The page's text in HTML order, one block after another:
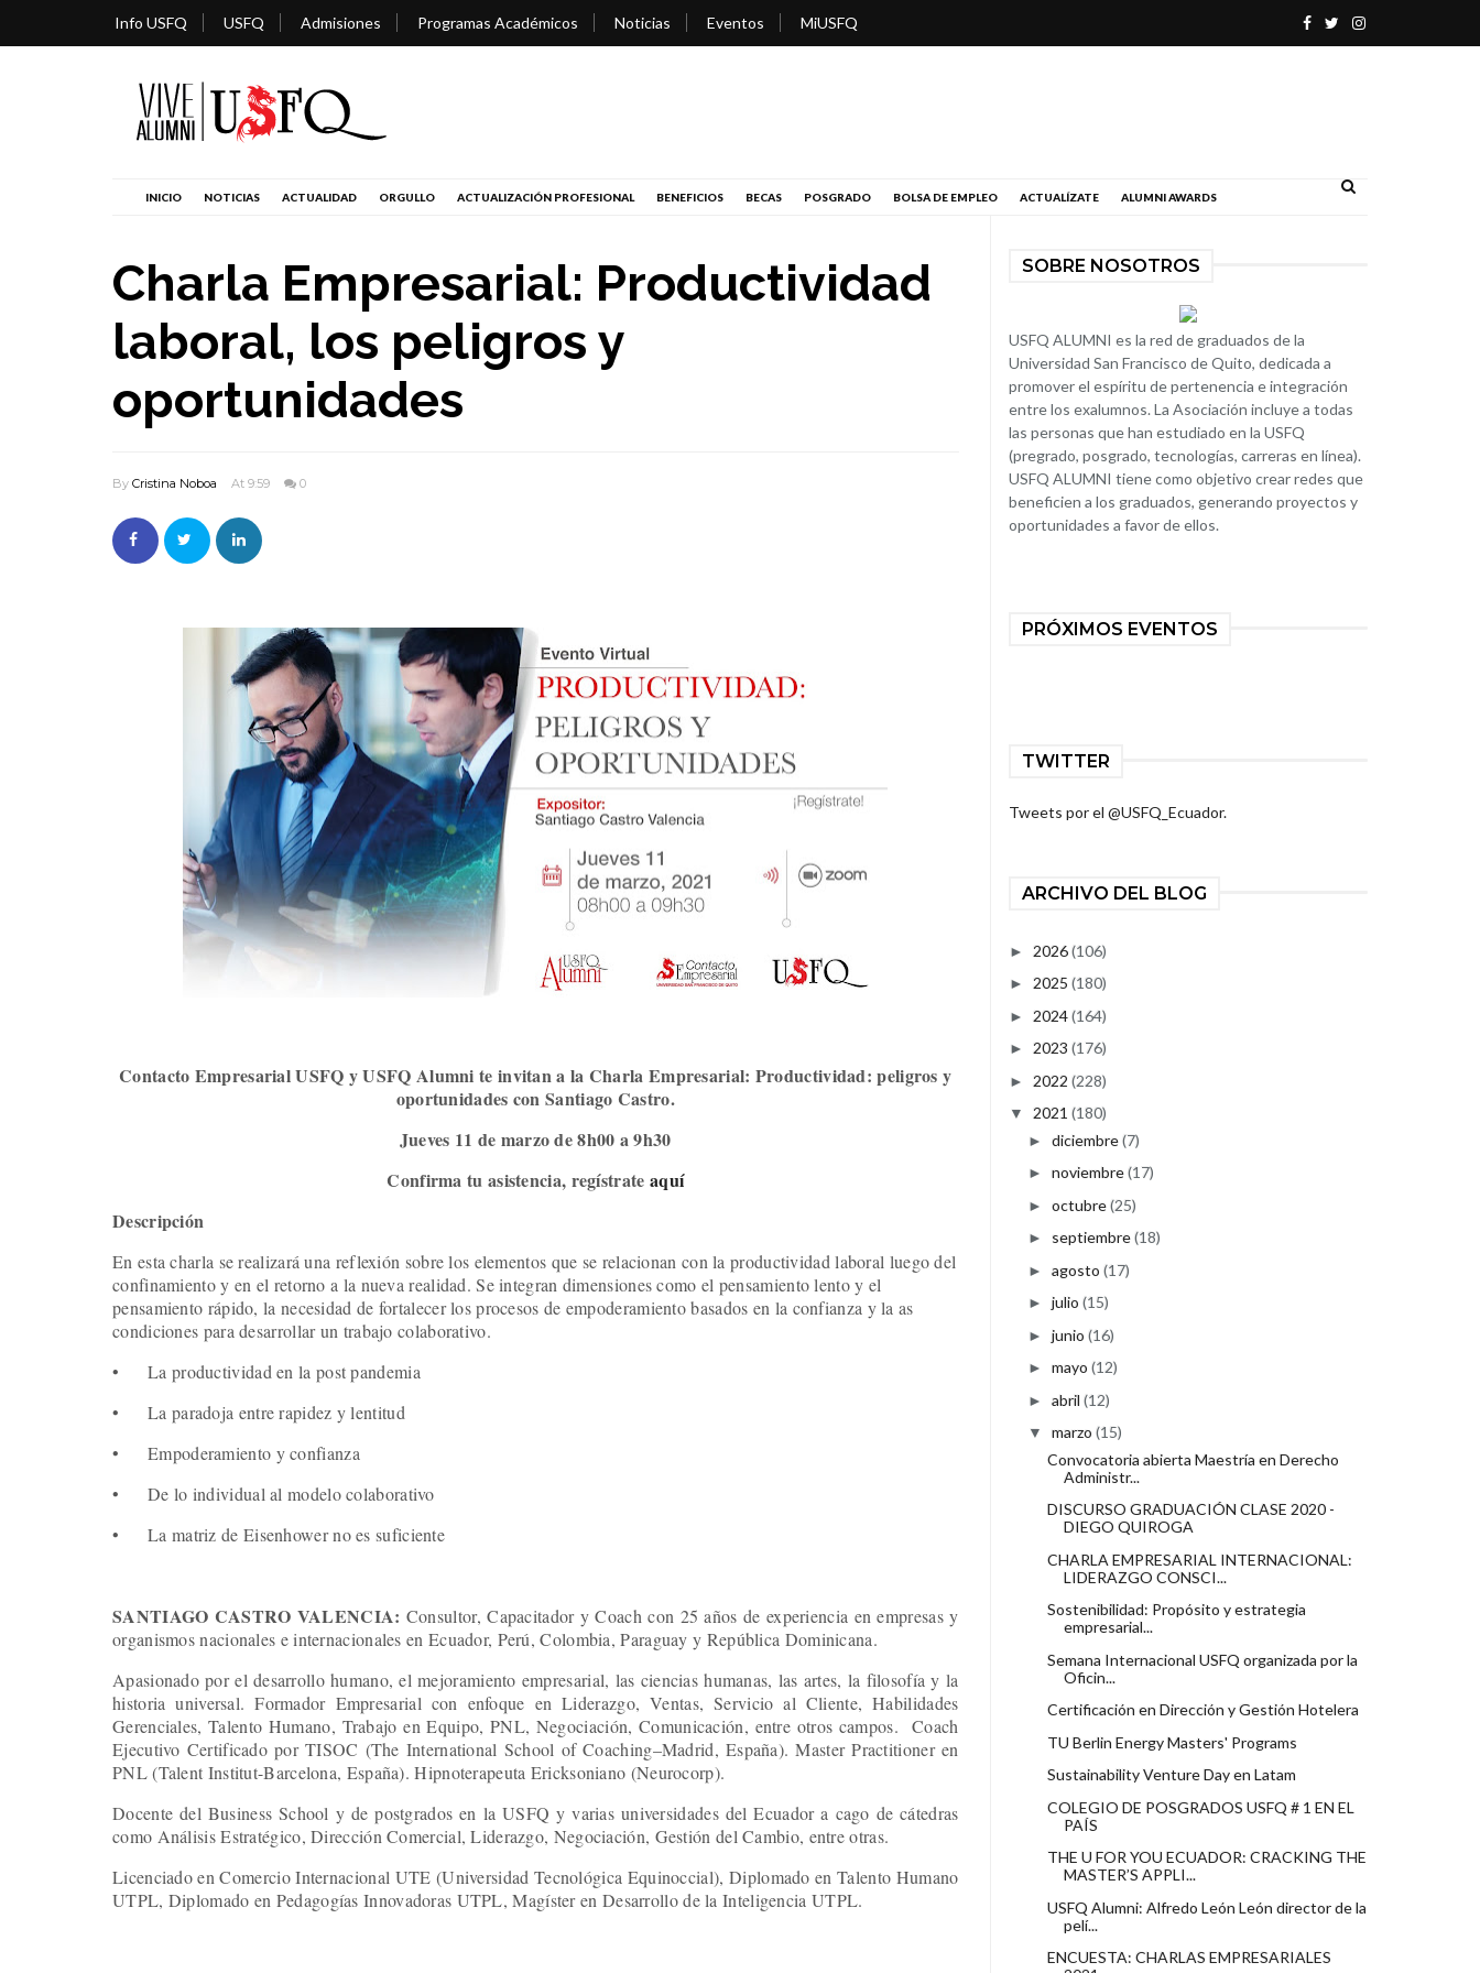
Info USFQ USFQ Admisiones Programas Académicos Noticias Eventos MiUSFQ
INICIO NOTICIAS ACTUALIDAD ORGULLO ACTUALIZACIÓN PROFESIONAL BENEFICIOS BECAS POSGRADO BOLSA DE EMPLEO ACTUALÍZATE ALUMNI AWARDS
Charla Empresarial: Productividad
laboral, los peligros y
oportunidades
By Cristina Noboa At 9:59 0
Contacto Empresarial USFQ y USFQ Alumni te invitan a la Charla Empresarial: Productividad: peligros y
oportunidades con Santiago Castro.
Jueves 11 de marzo de 8h00 a 9h30
Confirma tu asistencia, regístrate aquí
Descripción
En esta charla se realizará una reflexión sobre los elementos que se relacionan con la productividad laboral luego del
confinamiento y en el retorno a la nueva realidad. Se integran dimensiones como el pensamiento lento y el
pensamiento rápido, la necesidad de fortalecer los procesos de empoderamiento basados en la confianza y la as
condiciones para desarrollar un trabajo colaborativo.
•
La productividad en la post pandemia
•
La paradoja entre rapidez y lentitud
•
Empoderamiento y confianza
•
De lo individual al modelo colaborativo
•
La matriz de Eisenhower no es suficiente
SANTIAGO CASTRO VALENCIA: Consultor, Capacitador y Coach con 25 años de experiencia en empresas y
organismos nacionales e internacionales en Ecuador, Perú, Colombia, Paraguay y República Dominicana.
Apasionado por el desarrollo humano, el mejoramiento empresarial, las ciencias humanas, las artes, la filosofía y la
historia universal. Formador Empresarial con enfoque en Liderazgo, Ventas, Servicio al Cliente, Habilidades
Gerenciales, Talento Humano, Trabajo en Equipo, PNL, Negociación, Comunicación, entre otros campos. Coach
Ejecutivo Certificado por TISOC (The International School of Coaching–Madrid, España). Master Practitioner en
PNL (Talent Institut-Barcelona, España). Hipnoterapeuta Ericksoniano (Neurocorp).
Docente del Business School y de postgrados en la USFQ y varias universidades del Ecuador a cago de cátedras
como Análisis Estratégico, Dirección Comercial, Liderazgo, Negociación, Gestión del Cambio, entre otras.
Licenciado en Comercio Internacional UTE (Universidad Tecnológica Equinoccial), Diplomado en Talento Humano
UTPL, Diplomado en Pedagogías Innovadoras UTPL, Magíster en Desarrollo de la Inteligencia UTPL.
SOBRE NOSOTROS
USFQ ALUMNI es la red de graduados de la
Universidad San Francisco de Quito, dedicada a
promover el espíritu de pertenencia e integración
entre los exalumnos. La Asociación incluye a todas
las personas que han estudiado en la USFQ
(pregrado, posgrado, tecnologías, carreras en línea).
USFQ ALUMNI tiene como objetivo crear redes que
beneficien a los graduados, generando proyectos y
oportunidades a favor de ellos.
PRÓXIMOS EVENTOS
TWITTER
Tweets por el @USFQ_Ecuador.
ARCHIVO DEL BLOG
► 2026(106)
► 2025 (180)
► 2024(164)
► 2023 (176)
► 2022 (228)
▼ 2021 (180)
► diciembre(7)
► noviembre(17)
► octubre(25)
► septiembre(18)
► agosto (17)
► julio (15)
► junio (16)
► mayo (12)
► abril (12)
▼ marzo (15)
Convocatoria abierta Maestría en Derecho
Administr...
DISCURSO GRADUACIÓN CLASE 2020 -
DIEGO QUIROGA
CHARLA EMPRESARIAL INTERNACIONAL:
LIDERAZGO CONSCI...
Sostenibilidad: Propósito y estrategia
empresarial...
Semana Internacional USFQ organizada por la
Oficin...
Certificación en Dirección y Gestión Hotelera
TU Berlin Energy Masters' Programs
Sustainability Venture Day en Latam
COLEGIO DE POSGRADOS USFQ # 1 EN EL
PAÍS
THE U FOR YOU ECUADOR: CRACKING THE
MASTER’S APPLI...
USFQ Alumni: Alfredo León León director de la
pelí...
ENCUESTA: CHARLAS EMPRESARIALES